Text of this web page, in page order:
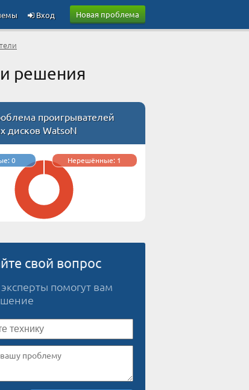
Новая проблема
Вход
решения
проигрывателей
дисков WatsoN
0 Нерешённые: 1
свой вопрос
помогут вам